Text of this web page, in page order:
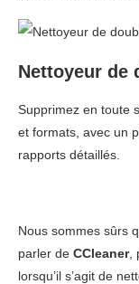
Nettoyeur de
Supprimez en toute
et formats, avec un
rapports détaillés.
Nous sommes sûrs
parler de CCleaner,
lorsqu’il s’agit de